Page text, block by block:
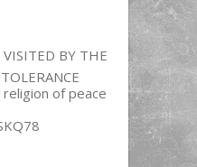
BY THE
|religion of peace